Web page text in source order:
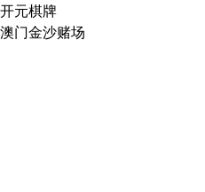
开元棋牌
澳门金沙赌场